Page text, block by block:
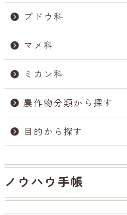
ブドウ科
マメ科
ミカン科
農作物分類から探す
目的から探す
ノウハウ手帳